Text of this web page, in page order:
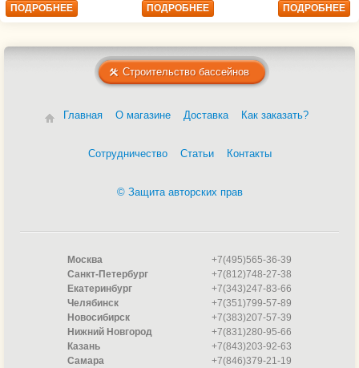
ПОДРОБНЕЕ ПОДРОБНЕЕ ПОДРОБНЕЕ
Строительство бассейнов
Главная О магазине Доставка Как заказать?
Сотрудничество Статьи Контакты
© Защита авторских прав
Москва
+7(495)565-36-39
Санкт-Петербург
+7(812)748-27-38
Екатеринбург
+7(343)247-83-66
Челябинск
+7(351)799-57-89
Новосибирск
+7(383)207-57-39
Нижний Новгород
+7(831)280-95-66
Казань
+7(843)203-92-63
Самара
+7(846)379-21-19